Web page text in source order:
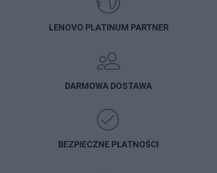
LENOVO PLATINUM PARTNER
DARMOWA DOSTAWA
BEZPIECZNE PŁATNOŚCI